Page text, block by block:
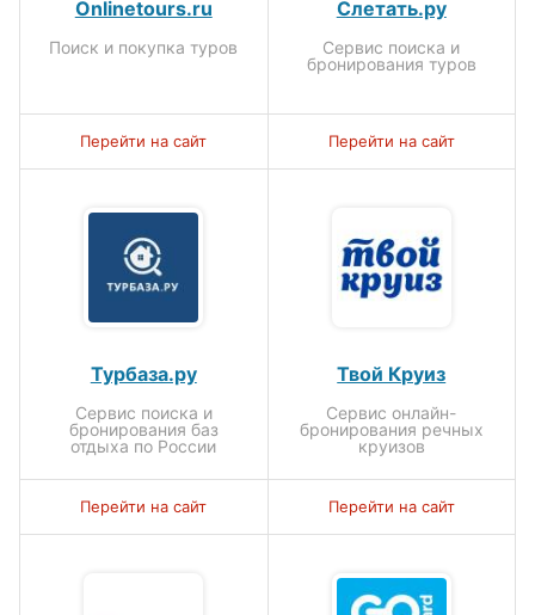
Onlinetours.ru
Поиск и покупка туров
Перейти на сайт
Слетать.ру
Сервис поиска и
бронирования туров
Перейти на сайт
Турбаза.ру
Сервис поиска и
бронирования баз
отдыха по России
Перейти на сайт
Твой Круиз
Сервис онлайн-
бронирования речных
круизов
Перейти на сайт